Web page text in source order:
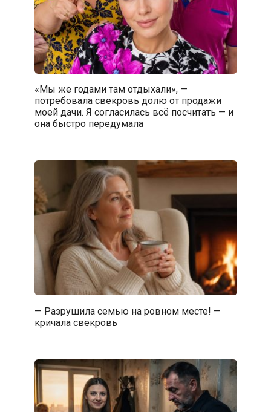
«Мы же годами там отдыхали», —
потребовала свекровь долю от продажи
моей дачи. Я согласилась всё посчитать — и
она быстро передумала
— Разрушила семью на ровном месте! —
кричала свекровь